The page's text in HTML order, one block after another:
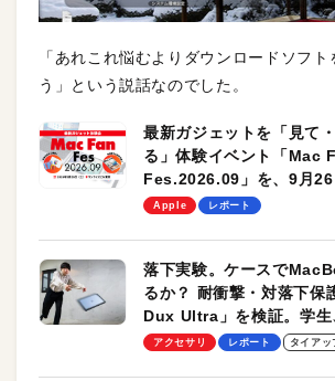
「あれこれ悩むよりダウンロードソフト
う」という説話なのでした。
最新ガジェットを「見て
る」体験イベント「Mac
Fes.2026.09」を、9月26
します！
Apple レポート
落下実験。ケースで
るか？ 耐衝撃・対落下保
Dux Ultra」を検証。学生
のモバイルユースに最適
アクセサリ レポート タイアッ